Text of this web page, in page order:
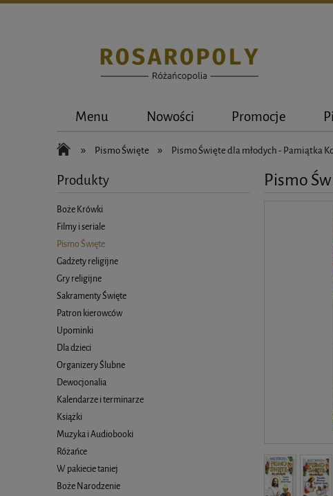
Menu Nowości Promocje
» Pismo Święte » Pismo Święte dla młodych - Pamiątka
Produkty
Boże Krówki
Filmy i seriale
Pismo Święte
Gadżety religijne
Gry religijne
Sakramenty Święte
Patron kierowców
Upominki
Dla dzieci
Organizery Ślubne
Dewocjonalia
Kalendarze i terminarze
Książki
Muzyka i Audiobooki
Różańce
W pakiecie taniej
Boże Narodzenie
Pismo